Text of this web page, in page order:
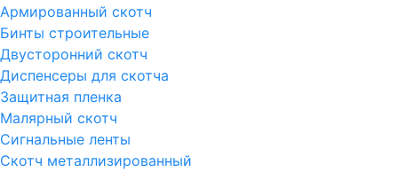
Армированный скотч
Бинты строительные
Двусторонний скотч
Диспенсеры для скотча
Защитная пленка
Малярный скотч
Сигнальные ленты
Скотч металлизированный